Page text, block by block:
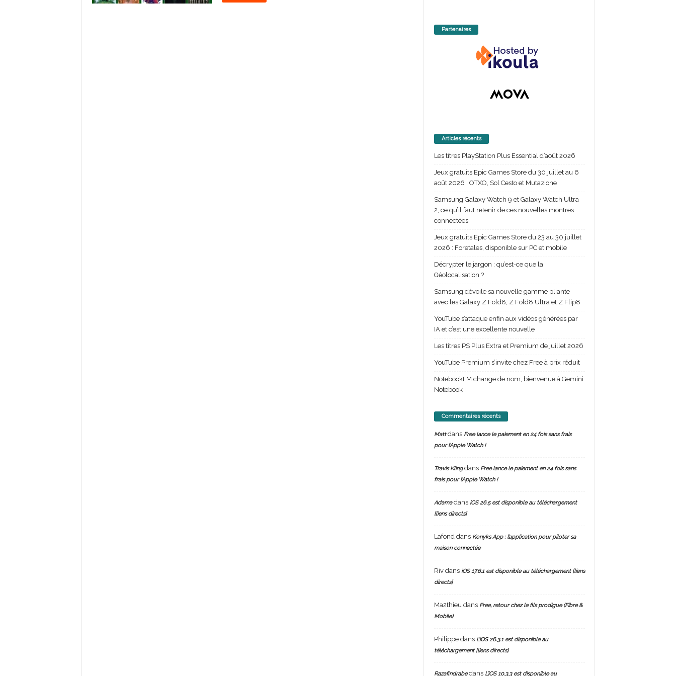
Partenaires
Articles récents
Les titres PlayStation Plus Essential d’août 2026
Jeux gratuits Epic Games Store du 30 juillet au 6
août 2026 : OTXO, Sol Cesto et Mutazione
Samsung Galaxy Watch 9 et Galaxy Watch Ultra
2, ce qu’il faut retenir de ces nouvelles montres
connectées
Jeux gratuits Epic Games Store du 23 au 30 juillet
2026 : Foretales, disponible sur PC et mobile
Décrypter le jargon : qu’est-ce que la
Géolocalisation ?
Samsung dévoile sa nouvelle gamme pliante
avec les Galaxy Z Fold8, Z Fold8 Ultra et Z Flip8
YouTube s’attaque enfin aux vidéos générées par
IA et c’est une excellente nouvelle
Les titres PS Plus Extra et Premium de juillet 2026
YouTube Premium s’invite chez Free à prix réduit
NotebookLM change de nom, bienvenue à Gemini
Notebook !
Commentaires récents
Mattdans Free lance le paiement en 24 fois sans frais
pour l’Apple Watch !
Travis Klingdans Free lance le paiement en 24 fois sans
frais pour l’Apple Watch !
Adamadans iOS 26.5 est disponible au téléchargement
[liens directs]
Lafond dans Konyks App : l’application pour piloter sa
maison connectée
Rivdans iOS 17.6.1 est disponible au téléchargement [liens
directs]
Ma2thieu dans Free, retour chez le fils prodigue (Fibre &
Mobile)
Philippedans L’iOS 26.3.1 est disponible au
téléchargement [liens directs]
Razafindrabedans L’iOS 10.3.3 est disponible au